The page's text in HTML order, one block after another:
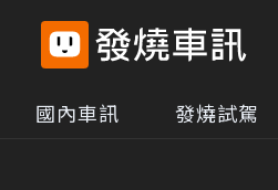
國內車訊 發燒試駕